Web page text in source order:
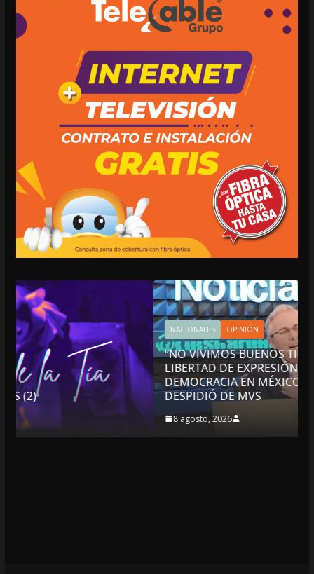
NACIONALES OPINIÓN
“NO VIVIMOS BUENOS TIEMPOS PARA LA
LIBERTAD DE EXPRESIÓN NI PARA LA
DEMOCRACIA EN MÉXICO”: LUIS CÁRDENAS; SE
DESPIDIÓ DE MVS
8 agosto, 2026